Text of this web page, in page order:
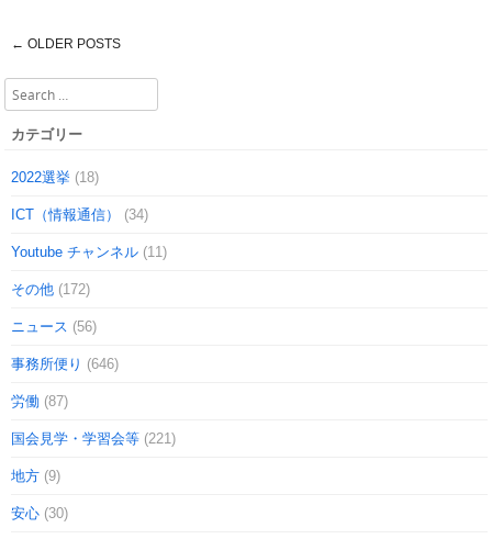
Post navigation
← OLDER POSTS
Search
カテゴリー
2022選挙 (18)
ICT（情報通信） (34)
Youtube チャンネル (11)
その他 (172)
ニュース (56)
事務所便り (646)
労働 (87)
国会見学・学習会等 (221)
地方 (9)
安心 (30)